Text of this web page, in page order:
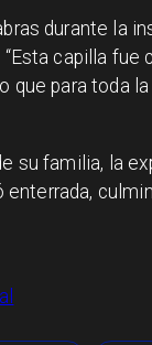
durante la
capilla
para toda la
su familia, la
enterrada,